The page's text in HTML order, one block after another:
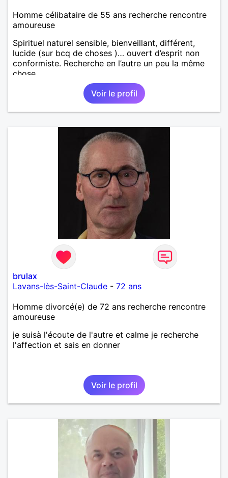
Homme célibataire de 55 ans recherche rencontre
amoureuse
Spirituel naturel sensible, bienveillant, différent,
lucide (sur bcq de choses )… ouvert d’esprit non
conformiste. Recherche en l’autre un peu la même
chose…
Voir le profil
brulax
Lavans-lès-Saint-Claude - 72 ans
Homme divorcé(e) de 72 ans recherche rencontre
amoureuse
je suisà l'écoute de l'autre et calme je recherche
l'affection et sais en donner
Voir le profil